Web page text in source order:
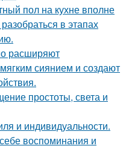
пол на кухне вполне
в этапах
расширяют
сиянием и создают
простоты, света и
и индивидуальности.
воспоминания и